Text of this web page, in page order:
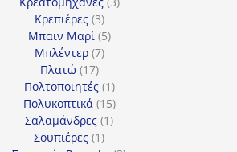
Κρεπιέρες 33
προϊόντα
Μπαιν Μαρί 55
Μπλέντερ 77
Πλατώ 1717
προϊόντα
Πολτοποιητές 11
προϊόν
Πολυκοπτικά 1515
προϊόντα
Σαλαμάνδρες 11
Σουπιέρες 11